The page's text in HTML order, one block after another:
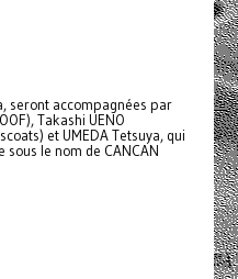
seront accompagnées par
Takashi UENO
et UMEDA Tetsuya, qui
le nom de CANCAN